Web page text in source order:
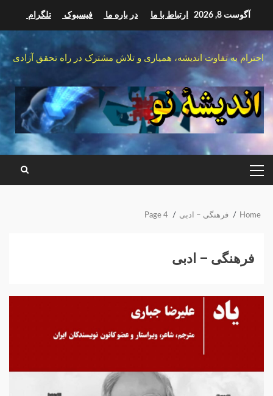
content
آگوست 8, 2026 ارتباط با ما در باره ما فیسبوک تلگرام
احترام به تفاوت اندیشه، همیاری و تلاش مشترک در راه تحقق آزادی
PRIMARY
MENU
Home فرهنگی – ادبی Page 4
فرهنگی – ادبی